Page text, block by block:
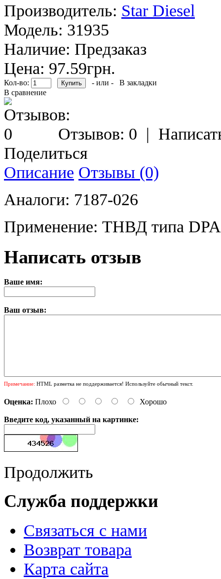
Производитель: Star Diesel
Модель: 31935
Наличие: Предзаказ
Цена: 97.59грн.
Кол-во: - или -
В закладки
В сравнение
Отзывов: 0 |
Поделиться
Описание Отзывы (0)
Аналоги: 7187-026
Применение: ТНВД типа
Написать отзыв
Ваше имя:
Ваш отзыв:
Примечание: HTML разметка не поддерживается! Используйте обычный текст.
Оценка: Плохо Хорошо
Введите код, указанный на картинке:
Продолжить
Служба поддержки
Связаться с нами
Возврат товара
Карта сайта